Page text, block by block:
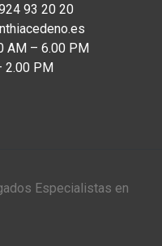
93 20 20
AM – 6.00 PM
2.00 PM
Especialistas en